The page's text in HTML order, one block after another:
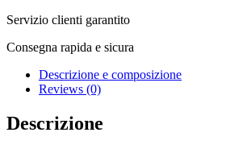
Servizio clienti garantito
Consegna rapida e sicura
Descrizione e composizione
Reviews (0)
Descrizione